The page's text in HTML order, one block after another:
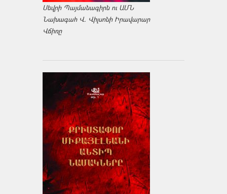
Սեվրի Պայմանագիրն ու ԱՄՆ
Նախագահ Վ. Վիլսոնի Իրավարար
Վճիռը